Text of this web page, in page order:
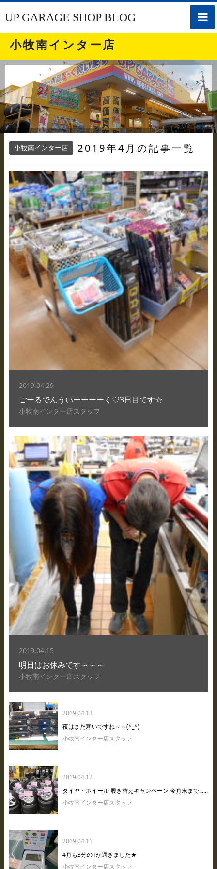
toggle
UP GARAGE SHOP BLOG
小牧南インター店
小牧南インター店 2019年4月の記事一覧
2019.04.29
ごーるでんういーーーーく♡3日目です☆
小牧南インター店スタッフ
2019.04.15
明日はお休みです～～～
小牧南インター店スタッフ
2019.04.13
夜はまだ寒いですね～～(*_*)
小牧南インター店スタッフ
2019.04.12
タイヤ・ホイール 履き替えキャンペーン 今月末まで......
小牧南インター店スタッフ
2019.04.11
4月も3分の1が過ぎました★
小牧南インター店スタッフ